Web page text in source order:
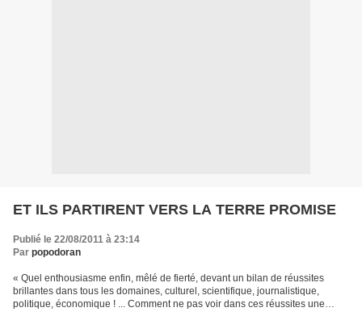
ET ILS PARTIRENT VERS LA TERRE PROMISE
Publié le 22/08/2011 à 23:14
Par popodoran
« Quel enthousiasme enfin, mêlé de fierté, devant un bilan de réussites
brillantes dans tous les domaines, culturel, scientifique, journalistique,
politique, économique ! ... Comment ne pas voir dans ces réussites une